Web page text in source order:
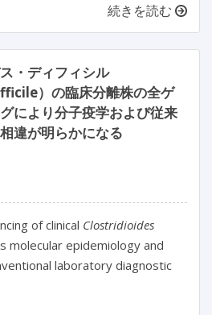
続きを読む
・ディフィシル
）の臨床分離株の全ゲ
により分子疫学および従来
違が明らかになる
of clinical Clostridioides
molecular epidemiology and
laboratory diagnostic